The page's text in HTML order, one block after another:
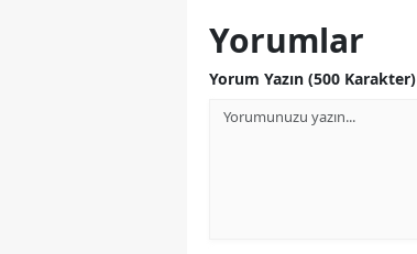
Yorumlar
Yorum Yazın (500 Karakter)